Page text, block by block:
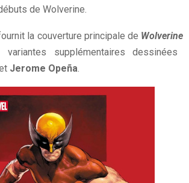
de Wolverine.
la couverture principale de Wolverine
supplémentaires dessinées
Jerome Opeña.